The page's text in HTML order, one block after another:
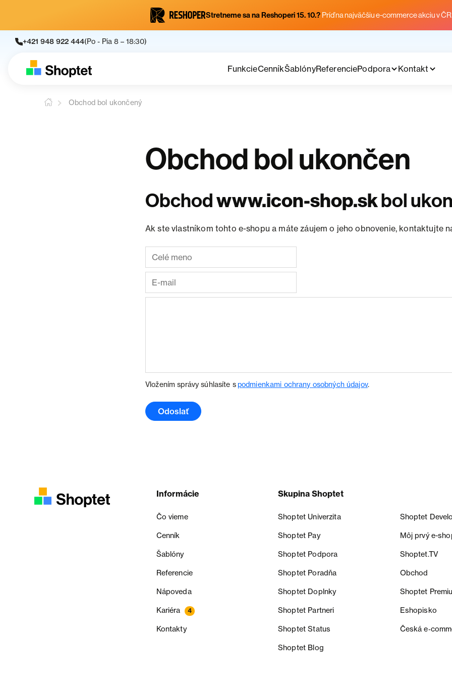
Stretneme sa na Reshoperi 15. 10.? Príď na najväčšiu e-commerce akciu v
+421 948 922 444(Po - Pia 8 – 18:30)
FunkcieCenníkŠablónyReferenciePodpora Kontakt
Obchod bol ukončený
Obchod bol ukončen
Obchodwww.icon-shop.skbol
Ak ste vlastníkom tohto e-shopu a máte záujem o jeho obnovenie, kontaktujte
Vložením správy súhlasíte spodmienkami ochrany osobných údajov.
Odoslať
Informácie
Čo vieme
Cenník
Šablóny
Referencie
Nápoveda
Kariéra 4
Kontakty
Skupina Shoptet
Shoptet Univerzita Shoptet
Shoptet Pay Môj prvý e-
Shoptet Podpora Shoptet.TV
Shoptet Poradňa Obchod
Shoptet Doplnky Shoptet
Shoptet Partneri Eshopisko
Shoptet Status Česká
Shoptet Blog